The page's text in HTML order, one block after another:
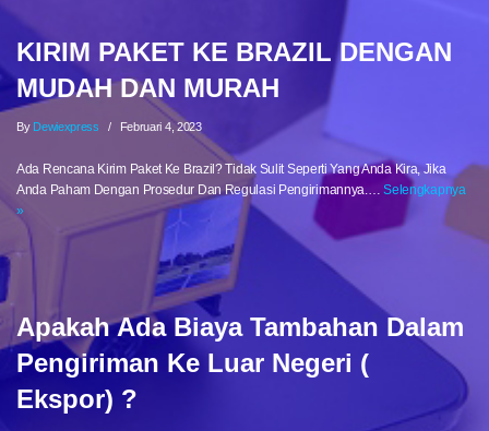
KIRIM PAKET KE BRAZIL DENGAN
MUDAH DAN MURAH
By Dewiexpress Februari 4, 2023
Ada Rencana Kirim Paket Ke Brazil? Tidak Sulit Seperti Yang Anda Kira, Jika
Anda Paham Dengan Prosedur Dan Regulasi Pengirimannya.…Selengkapnya
»
Apakah Ada Biaya Tambahan Dalam
Pengiriman Ke Luar Negeri (
Ekspor) ?